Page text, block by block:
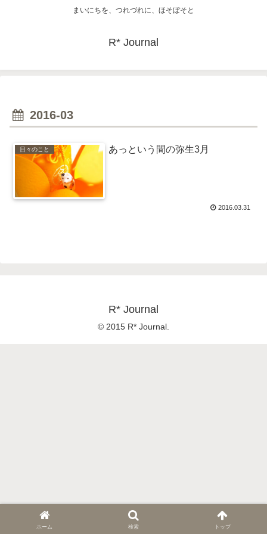
まいにちを、つれづれに、ほそぼそと
R* Journal
2016-03
日々のこと あっという間の弥生3月
2016.03.31
R* Journal
© 2015 R* Journal.
ホーム 検索 トップ